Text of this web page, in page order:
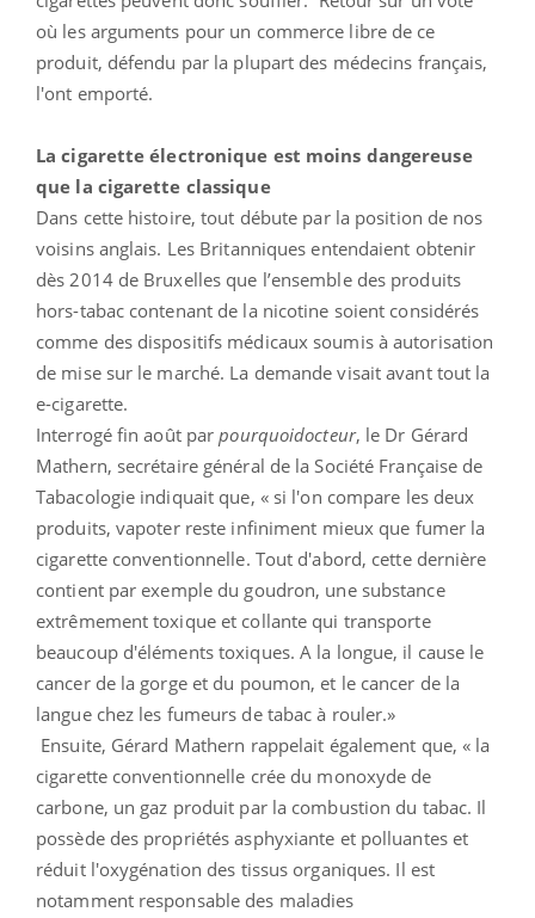
où les arguments pour un commerce libre de ce
produit, défendu par la plupart des médecins français,
l'ont emporté.
La cigarette électronique est moins dangereuse
que la cigarette classique
Dans cette histoire, tout débute par la position de nos
voisins anglais. Les Britanniques entendaient obtenir
dès 2014 de Bruxelles que l’ensemble des produits
hors-tabac contenant de la nicotine soient considérés
comme des dispositifs médicaux soumis à autorisation
de mise sur le marché. La demande visait avant tout la
e-cigarette.
Interrogé fin août parpourquoidocteur, le Dr Gérard
Mathern, secrétaire général de la Société Française de
Tabacologie indiquait que, « si l'on compare les deux
produits, vapoter reste infiniment mieux que fumer la
cigarette conventionnelle. Tout d'abord, cette dernière
contient par exemple du goudron, une substance
extrêmement toxique et collante qui transporte
beaucoup d'éléments toxiques. A la longue, il cause le
cancer de la gorge et du poumon, et le cancer de la
langue chez les fumeurs de tabac à rouler.»
Ensuite, Gérard Mathern rappelait également que, « la
cigarette conventionnelle crée du monoxyde de
carbone, un gaz produit par la combustion du tabac. Il
possède des propriétés asphyxiante et polluantes et
réduit l'oxygénation des tissus organiques. Il est
notamment responsable des maladies